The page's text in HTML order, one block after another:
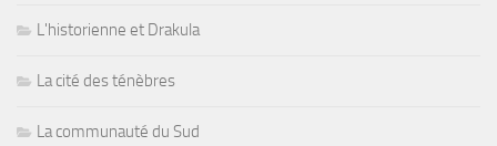
L'historienne et Drakula
La cité des ténèbres
La communauté du Sud